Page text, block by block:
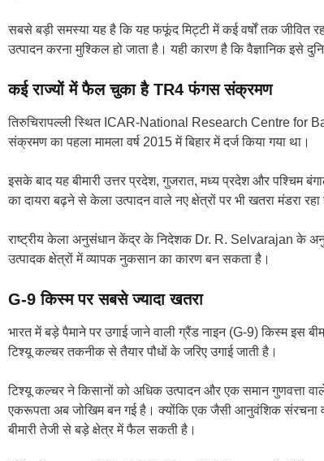
सबसे बड़ी समस्या यह है कि यह फफूंद मिट्टी में कई वर्षों तक
उत्पादन करना मुश्किल हो जाता है। यही कारण है कि वैज्ञानिक इसे
कई राज्यों में फैल चुका है TR4 फंगस संक्रमण
तिरुचिरापल्ली स्थित ICAR-National Research Centre for
संक्रमण का पहला मामला वर्ष 2015 में बिहार में दर्ज किया गया था।
इसके बाद यह बीमारी उत्तर प्रदेश, गुजरात, मध्य प्रदेश और पश्चिम
का दायरा बढ़ने से केला उत्पादन वाले नए क्षेत्रों पर भी खतरा मंडरा रहा
राष्ट्रीय केला अनुसंधान केंद्र के निदेशक Dr. R. Selvarajan के
उत्पादक क्षेत्रों में व्यापक नुकसान का कारण बन सकता है।
G-9 किस्म पर सबसे ज्यादा खतरा
भारत में बड़े पैमाने पर उगाई जाने वाली ग्रैंड नाइन (G-9) किस्म इस
टिश्यू कल्चर तकनीक से तैयार पौधों के जरिए उगाई जाती है।
टिश्यू कल्चर ने किसानों को अधिक उत्पादन और एक समान गुणवत्ता
एकरूपता अब जोखिम बन गई है। क्योंकि एक जैसी आनुवंशिक संरचना
बीमारी तेजी से बड़े क्षेत्र में फैल सकती है।